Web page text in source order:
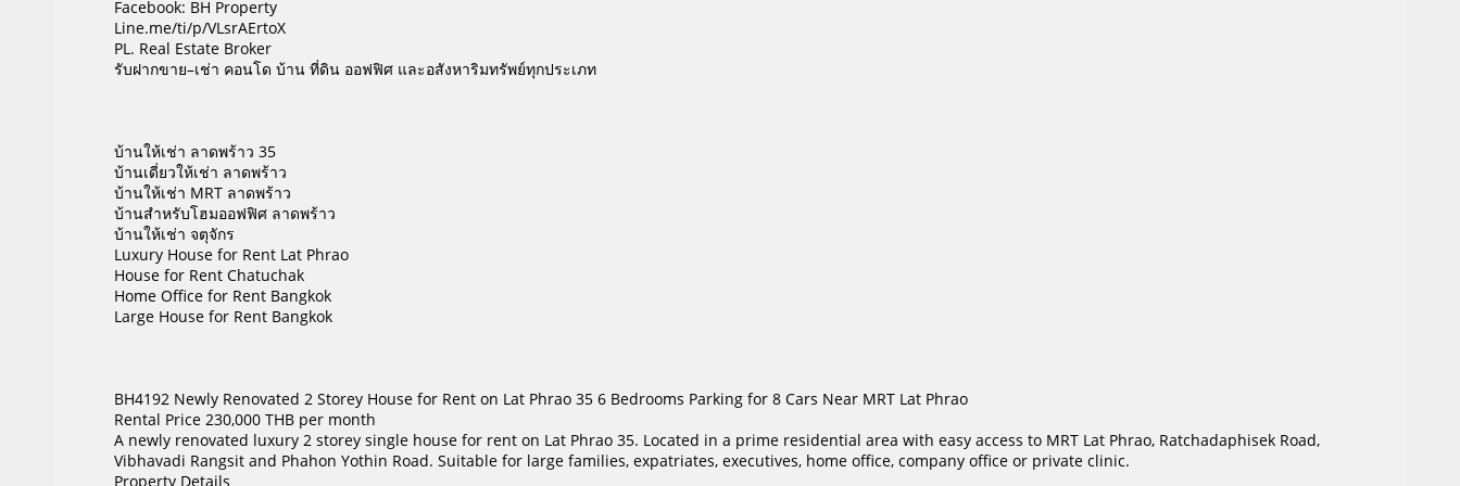
Facebook: BH Property
Line.me/ti/p/VLsrAErtoX
PL. Real Estate Broker
รับฝากขาย–เช่า คอนโด บ้าน ที่ดิน ออฟฟิศ และอสังหาริมทรัพย์ทุกประเภท
บ้านให้เช่า ลาดพร้าว 35
บ้านเดี่ยวให้เช่า ลาดพร้าว
บ้านให้เช่า MRT ลาดพร้าว
บ้านสำหรับโฮมออฟฟิศ ลาดพร้าว
บ้านให้เช่า จตุจักร
Luxury House for Rent Lat Phrao
House for Rent Chatuchak
Home Office for Rent Bangkok
Large House for Rent Bangkok
BH4192 Newly Renovated 2 Storey House for Rent on Lat Phrao 35 6 Bedrooms Parking for 8 Cars Near MRT Lat Phrao
Rental Price 230,000 THB per month
A newly renovated luxury 2 storey single house for rent on Lat Phrao 35. Located in a prime residential area with easy access to MRT Lat Phrao, Ratchadaphisek Road,
Vibhavadi Rangsit and Phahon Yothin Road. Suitable for large families, expatriates, executives, home office, company office or private clinic.
Property Details